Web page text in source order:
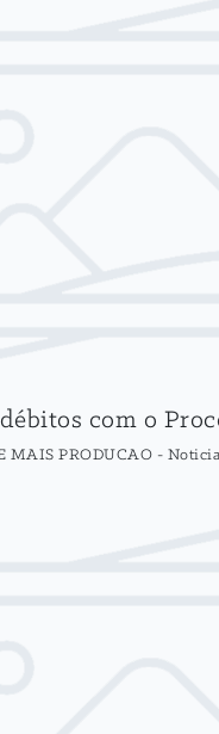
com o
MAIS PRODUCAO -